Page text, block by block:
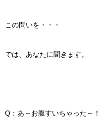
この問いを・・・
では、あなたに聞きます。
Q：あ～お腹すいちゃった～！